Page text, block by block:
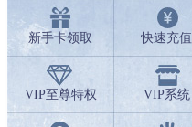
新手卡领取 快速充值
VIP至尊特权 VIP系统